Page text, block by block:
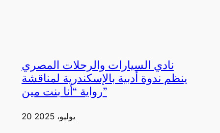
نادي السيارات والرحلات المصري
ينظم ندوة أدبية بالإسكندرية لمناقشة
رواية “أنا بنت مين”
20 يوليو، 2025